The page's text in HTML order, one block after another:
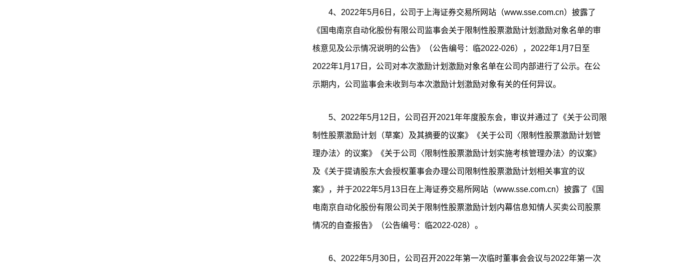
4、2022年5月6日，公司于上海证券交易所网站（www.sse.com.cn）披露了
《国电南京自动化股份有限公司监事会关于限制性股票激励计划激励对象名单的审
核意见及公示情况说明的公告》（公告编号：临2022-026），2022年1月7日至
2022年1月17日，公司对本次激励计划激励对象名单在公司内部进行了公示。在公
示期内，公司监事会未收到与本次激励计划激励对象有关的任何异议。
5、2022年5月12日，公司召开2021年年度股东会，审议并通过了《关于公司限
制性股票激励计划（草案）及其摘要的议案》《关于公司〈限制性股票激励计划管
理办法〉的议案》《关于公司〈限制性股票激励计划实施考核管理办法〉的议案》
及《关于提请股东大会授权董事会办理公司限制性股票激励计划相关事宜的议
案》，并于2022年5月13日在上海证券交易所网站（www.sse.com.cn）披露了《国
电南京自动化股份有限公司关于限制性股票激励计划内幕信息知情人买卖公司股票
情况的自查报告》（公告编号：临2022-028）。
6、2022年5月30日，公司召开2022年第一次临时董事会会议与2022年第一次